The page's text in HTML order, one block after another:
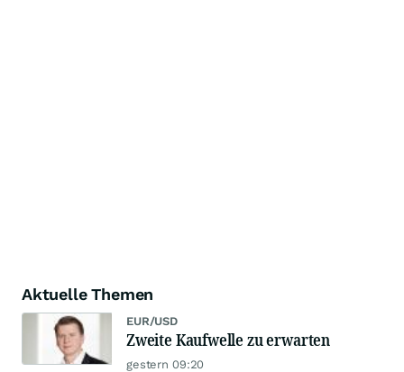
Aktuelle Themen
EUR/USD
Zweite Kaufwelle zu erwarten
gestern 09:20